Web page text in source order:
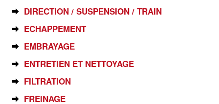
DIRECTION / SUSPENSION / TRAIN
ECHAPPEMENT
EMBRAYAGE
ENTRETIEN ET NETTOYAGE
FILTRATION
FREINAGE